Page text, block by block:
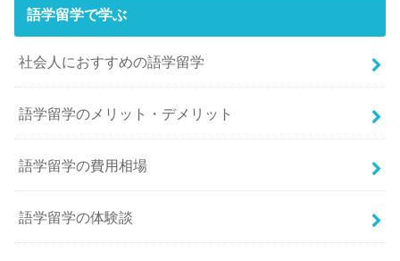
語学留学で学ぶ
社会人におすすめの語学留学
語学留学のメリット・デメリット
語学留学の費用相場
語学留学の体験談